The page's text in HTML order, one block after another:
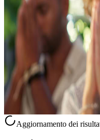
Singing into
Gregoriano
Ci ritroviamo per cantare
con la pienezza che è già in
ritiro di cinque giorni è
750,00 USD
10 agosto 2026 02:00
Laghi di Penna Rossa,
Aggiornamento dei